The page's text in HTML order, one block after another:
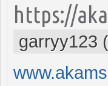
https://
garryy123